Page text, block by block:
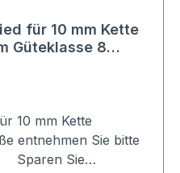
für 10 mm Kette
Güteklasse 8
10 mm Kette
entnehmen Sie bitte
Sparen Sie